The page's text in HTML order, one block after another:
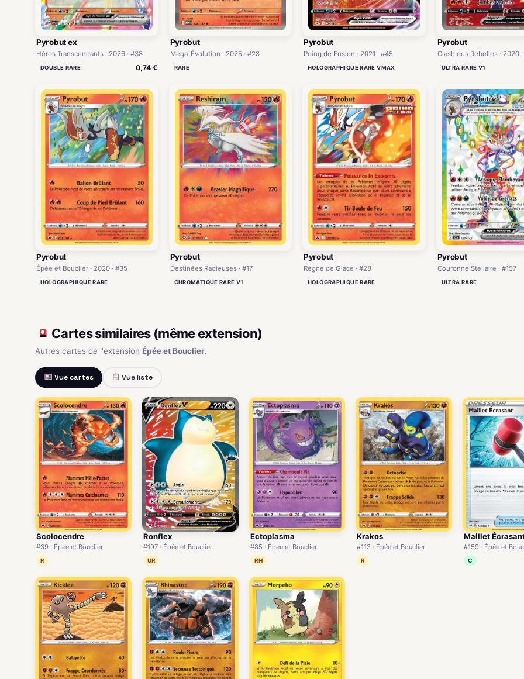
Pyrobut ex
Héros Transcendants · 2026 · #38
DOUBLE RARE 0,74 €
Pyrobut
Méga-Évolution · 2025 · #28
RARE
Pyrobut
Poing de Fusion · 2021 · #45
HOLOGRAPHIQUE RARE VMAX
Pyrobut
Clash des Rebelles · 2020
ULTRA RARE V1
Pyrobut
Épée et Bouclier · 2020 · #35
HOLOGRAPHIQUE RARE
Pyrobut
Destinées Radieuses · #17
CHROMATIQUE RARE V1
Pyrobut
Règne de Glace · #28
HOLOGRAPHIQUE RARE
Pyrobut
Couronne Stellaire · #157
ULTRA RARE
Cartes similaires (même extension)
Autres cartes de l'extension Épée et Bouclier.
Vue cartes Vue liste
Scolocendre
#39 · Épée et Bouclier
R
Ronflex
#197 · Épée et Bouclier
UR
Ectoplasma
#85 · Épée et Bouclier
RH
Krakos
#113 · Épée et Bouclier
R
Maillet
#159 · Épée et
C